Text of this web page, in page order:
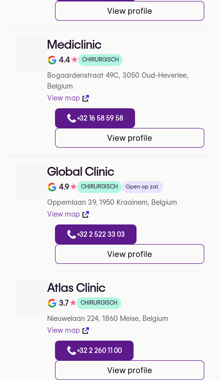
View profile
Mediclinic
Note de 4.4 sur 5 sur Google
4.4★ CHIRURGISCH
Bogaardenstraat 49C, 3050 Oud-Heverlee,
Belgium
View map
+32 16 58 59 58
View profile
Global Clinic
Note de 4.9 sur 5 sur Google
4.9★ CHIRURGISCH Open op zat.
Oppemlaan 39, 1950 Kraainem, Belgium
View map
+32 2 522 33 03
View profile
Atlas Clinic
Note de 3.7 sur 5 sur Google
3.7★ CHIRURGISCH
Nieuwelaan 224, 1860 Meise, Belgium
View map
+32 2 260 11 00
View profile